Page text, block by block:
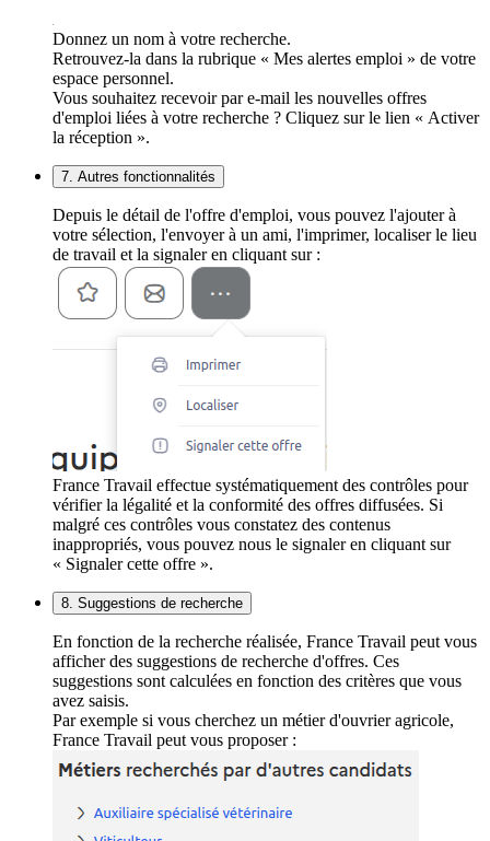
Donnez un nom à votre recherche.
Retrouvez-la dans la rubrique « Mes alertes emploi » de votre
espace personnel.
Vous souhaitez recevoir par e-mail les nouvelles offres
d'emploi liées à votre recherche ? Cliquez sur le lien « Activer
la réception ».
7. Autres fonctionnalités
Depuis le détail de l'offre d'emploi, vous pouvez l'ajouter à
votre sélection, l'envoyer à un ami, l'imprimer, localiser le lieu
de travail et la signaler en cliquant sur :
France Travail effectue systématiquement des contrôles pour
vérifier la légalité et la conformité des offres diffusées. Si
malgré ces contrôles vous constatez des contenus
inappropriés, vous pouvez nous le signaler en cliquant sur
« Signaler cette offre ».
8. Suggestions de recherche
En fonction de la recherche réalisée, France Travail peut vous
afficher des suggestions de recherche d'offres. Ces
suggestions sont calculées en fonction des critères que vous
avez saisis.
Par exemple si vous cherchez un métier d'ouvrier agricole,
France Travail peut vous proposer :